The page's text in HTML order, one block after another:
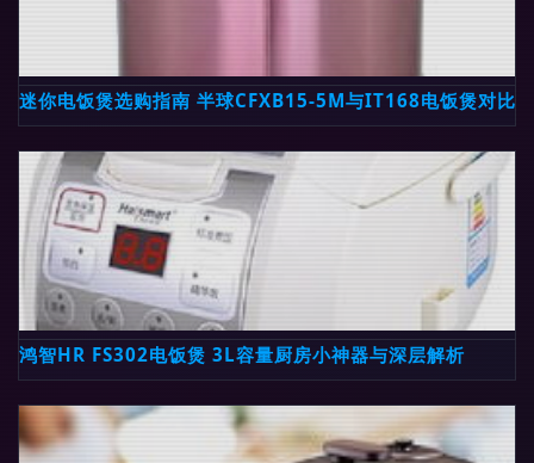
迷你电饭煲选购指南 半球CFXB15-5M与IT168电饭煲对比
鸿智HR FS302电饭煲 3L容量厨房小神器与深层解析